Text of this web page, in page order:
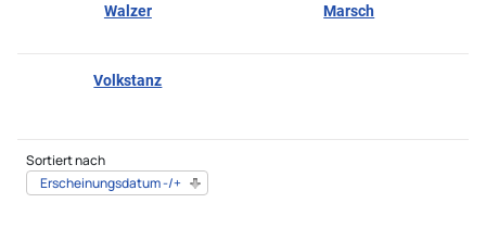
Walzer Marsch
Volkstanz
Sortiert nach
Erscheinungsdatum -/+